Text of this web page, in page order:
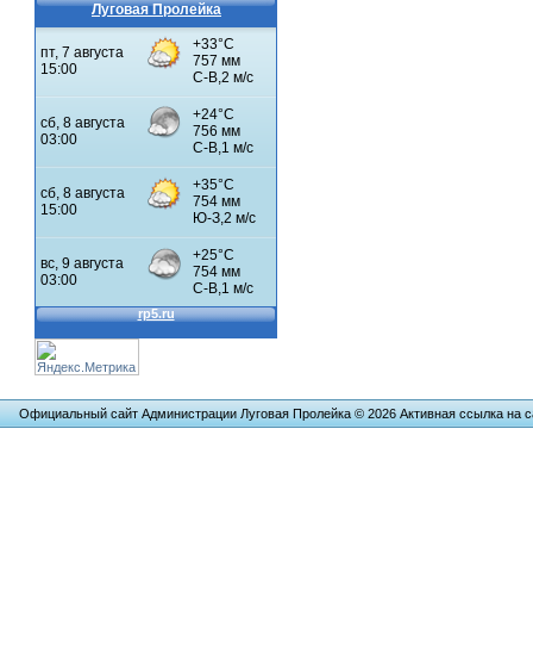
Луговая Пролейка
Официальный сайт Администрации Луговая Пролейка © 2026 Активная ссылка на